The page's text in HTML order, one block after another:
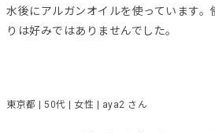
水後にアルガンオイルを使っています。
りは好みではありませんでした。
東京都 | 50代 | 女性 | aya2 さん